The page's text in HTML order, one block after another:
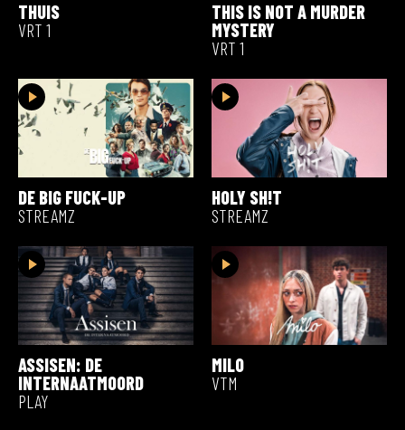
THUIS
VRT 1
THIS IS NOT A MURDER
MYSTERY
VRT 1
DE BIG FUCK-UP
STREAMZ
HOLY SH!T
STREAMZ
ASSISEN: DE
INTERNAATMOORD
PLAY
MILO
VTM